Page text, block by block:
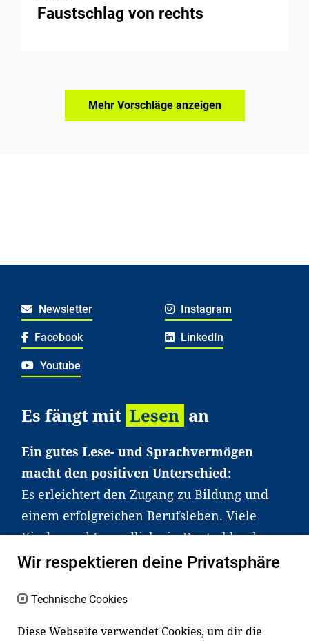
Faustschlag von rechts
Mehr Vorschläge anzeigen
Newsletter Instagram
Facebook LinkedIn
Youtube
Es fängt mit Lesen an
Ein gutes Lese- und Sprachvermögen
macht den positiven Unterschied:
Es erleichtert den Zugang zu Bildung und
einem erfolgreichen Berufsleben. Viele
Kinder und Jugendliche in Deutschland
haben aber große Schwierigkeiten dabei.
an Familien sowie an Erzieher*innen,
Lehrer*innen und andere
Wir respektieren deine Privatsphäre
Technische Cookies
Diese Webseite verwendet Cookies, um dir die